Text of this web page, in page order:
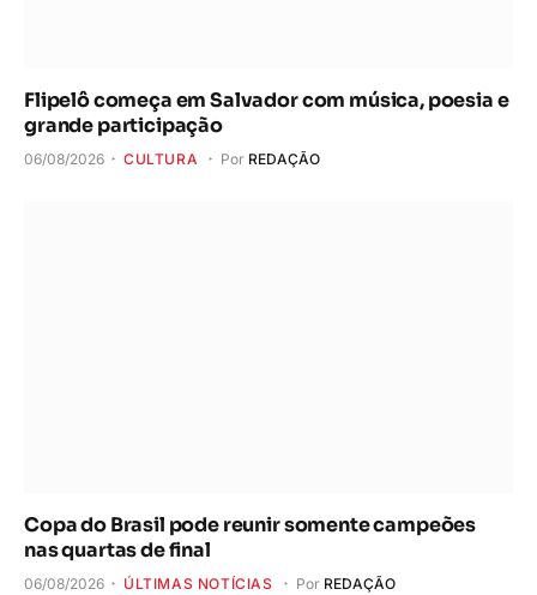
Flipelô começa em Salvador com música, poesia e
grande participação
06/08/2026 CULTURA Por REDAÇÃO
Copa do Brasil pode reunir somente campeões
nas quartas de final
06/08/2026 ÚLTIMAS NOTÍCIAS Por REDAÇÃO